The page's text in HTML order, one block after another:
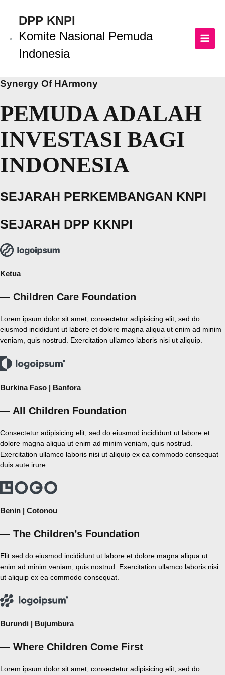
kontenDPP KNPI
Komite Nasional Pemuda
Indonesia
Synergy Of HArmony
PEMUDA ADALAH
INVESTASI BAGI
INDONESIA
SEJARAH PERKEMBANGAN KNPI
SEJARAH DPP KKNPI
Ketua
— Children Care Foundation
Lorem ipsum dolor sit amet, consectetur adipisicing elit, sed do
eiusmod incididunt ut labore et dolore magna aliqua ut enim ad minim
veniam, quis nostrud. Exercitation ullamco laboris nisi ut aliquip.
Burkina Faso | Banfora
— All Children Foundation
Consectetur adipisicing elit, sed do eiusmod incididunt ut labore et
dolore magna aliqua ut enim ad minim veniam, quis nostrud.
Exercitation ullamco laboris nisi ut aliquip ex ea commodo consequat
duis aute irure.
Benin | Cotonou
— The Children’s Foundation
Elit sed do eiusmod incididunt ut labore et dolore magna aliqua ut
enim ad minim veniam, quis nostrud. Exercitation ullamco laboris nisi
ut aliquip ex ea commodo consequat.
Burundi | Bujumbura
— Where Children Come First
Lorem ipsum dolor sit amet, consectetur adipisicing elit, sed do